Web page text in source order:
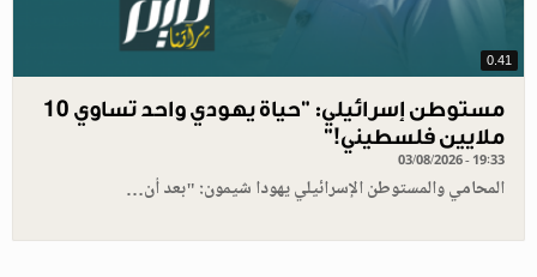
0.41
مستوطن إسرائيلي: "حياة يهودي واحد تساوي 10
ملايين فلسطيني!”
03/08/2026 - 19:33
المحامي والمستوطن الإسرائيلي يهودا شيمون: "بعد أن…